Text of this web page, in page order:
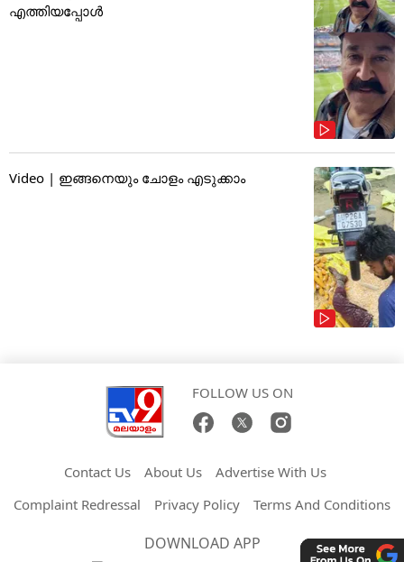
എത്തിയപ്പോൾ
Video | ഇങ്ങനെയും ചോളം എടുക്കാം
FOLLOW US ON
Contact Us About Us
Advertise With Us
Complaint Redressal
Privacy Policy Terms And Conditions
DOWNLOAD APP